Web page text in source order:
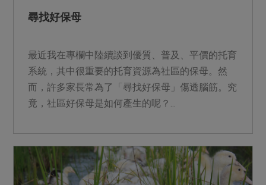
尋找好保母
最近我在專欄中陸續談到優質、普及、平價的托育
系統，其中很重要的托育資源為社區的保母。然
而，許多家長常為了「尋找好保母」傷透腦筋。究
竟，社區好保母是如何產生的呢？...